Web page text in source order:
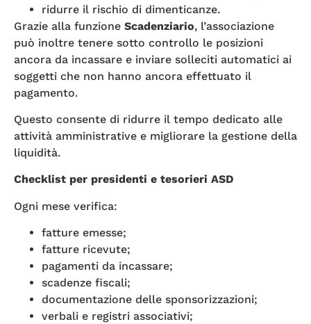
ridurre il rischio di dimenticanze.
Grazie alla funzione Scadenziario, l’associazione
può inoltre tenere sotto controllo le posizioni
ancora da incassare e inviare solleciti automatici ai
soggetti che non hanno ancora effettuato il
pagamento.
Questo consente di ridurre il tempo dedicato alle
attività amministrative e migliorare la gestione della
liquidità.
Checklist per presidenti e tesorieri ASD
Ogni mese verifica:
fatture emesse;
fatture ricevute;
pagamenti da incassare;
scadenze fiscali;
documentazione delle sponsorizzazioni;
verbali e registri associativi;